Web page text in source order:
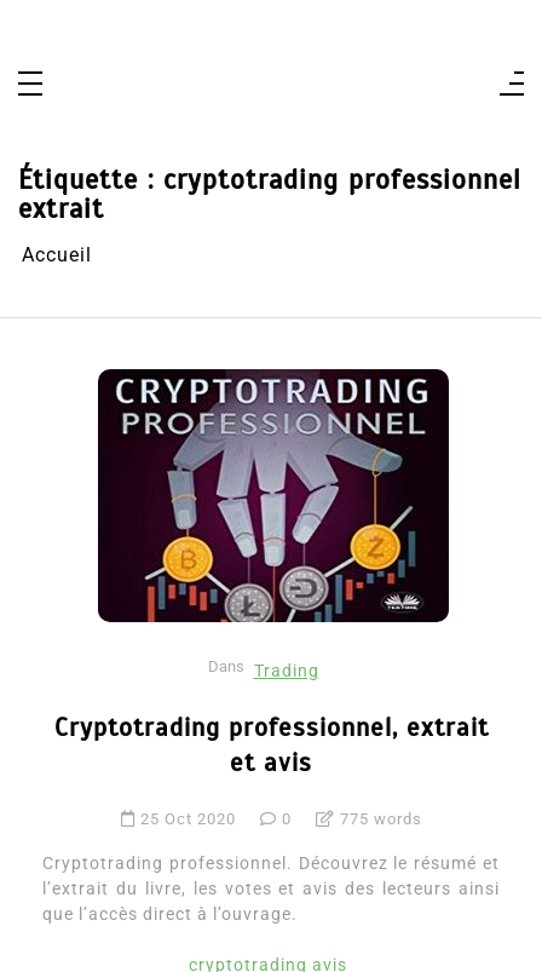
Étiquette : cryptotrading professionnel
extrait
Accueil
Dans Trading
Cryptotrading professionnel, extrait
et avis
25 Oct 2020 0 775 words
Cryptotrading professionnel. Découvrez le résumé et
l’extrait du livre, les votes et avis des lecteurs ainsi
que l’accès direct à l’ouvrage.
cryptotrading avis